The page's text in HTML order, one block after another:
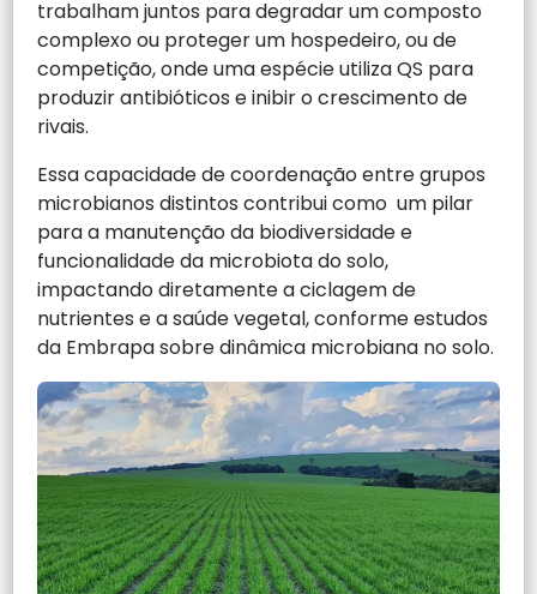
trabalham juntos para degradar um composto
complexo ou proteger um hospedeiro, ou de
competição, onde uma espécie utiliza QS para
produzir antibióticos e inibir o crescimento de
rivais.
Essa capacidade de coordenação entre grupos
microbianos distintos contribui como um pilar
para a manutenção da biodiversidade e
funcionalidade da microbiota do solo,
impactando diretamente a ciclagem de
nutrientes e a saúde vegetal, conforme estudos
da Embrapa sobre dinâmica microbiana no solo.